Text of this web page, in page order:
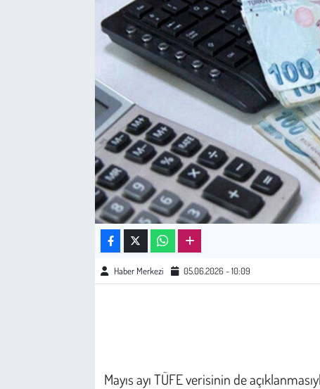
Haber Merkezi 05.06.2026 - 10:09
Mayıs ayı TÜFE verisinin de
Kültür Sanat
Bilim - Teknoloji
İnsan Hakları